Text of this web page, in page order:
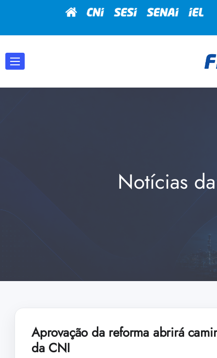
Notícias
Aprovação da reforma abrirá
da CNI